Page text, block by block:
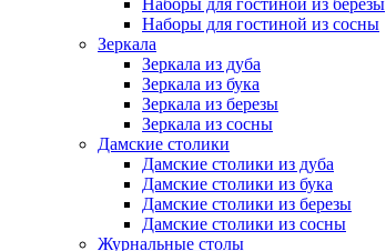
Наборы для гостиной из березы
Наборы для гостиной из сосны
Зеркала
Зеркала из дуба
Зеркала из бука
Зеркала из березы
Зеркала из сосны
Дамские столики
Дамские столики из дуба
Дамские столики из бука
Дамские столики из березы
Дамские столики из сосны
Журнальные столы